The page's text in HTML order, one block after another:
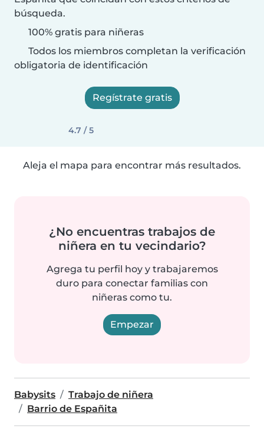
búsqueda.
100% gratis para niñeras
Todos los miembros completan la verificación
obligatoria de identificación
Regístrate gratis
4.7 / 5
Aleja el mapa para encontrar más resultados.
¿No encuentras trabajos de
niñera en tu vecindario?
Agrega tu perfil hoy y trabajaremos
duro para conectar familias con
niñeras como tu.
Empezar
Babysits
Trabajo de niñera
Barrio de Españita